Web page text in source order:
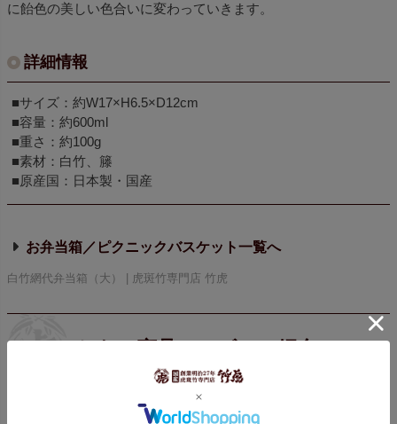
に飴色の美しい色合いに変わっていきます。
詳細情報
■サイズ：約W17×H6.5×D12cm
■容量：約600ml
■重さ：約100g
■素材：白竹、籐
■原産国：日本製・国産
お弁当箱／ピクニックバスケット
白竹網代弁当箱（大） | 虎斑竹専門店 竹虎